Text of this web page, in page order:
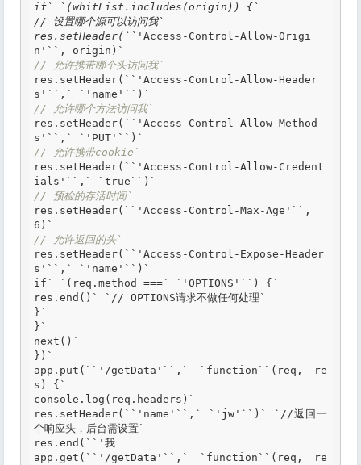
if` `(whitList.includes(origin)) {`
// 设置哪个源可以访问我`
res.setHeader(``' Access-Control-Allow-Origi
n' ``, origin)`
// 允许携带哪个头访问我`
res.setHeader( ``' Access-Control-Allow-Header
s' ``,` `' name' ``)`
// 允许哪个方法访问我`
res.setHeader( ``' Access-Control-Allow-Method
s' ``,` `' PUT' ``)`
// 允许携带cookie`
res.setHeader( ``' Access-Control-Allow-Credent
ials' ``,` `true` `)`
// 预检的存活时间`
res.setHeader( ``' Access-Control-Max-Age' ``,
6)`
// 允许返回的头`
res.setHeader( ``' Access-Control-Expose-Header
s' ``,` `' name' ``)`
if ` `(req.method ===` `' OPTIONS' ``) {`
res.end() ` ` // OPTIONS请求不做任何处理`
}`
}`
next()`
})`
app.put( ``' /getData' ``,` `function` `(req, re
s) {`
console.log(req.headers)`
res.setHeader( ``' name' ``,` `' jw' ``)`
`//返回一
个响应头，后台需设置`
res.end( ``' 我
app.get( ``' /getData' ``,` `function` `(req, re